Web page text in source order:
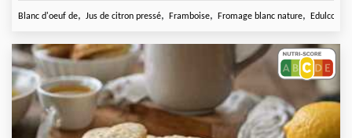
Blanc d'oeuf de, Jus de citron pressé, Framboise, Fromage blanc nature,